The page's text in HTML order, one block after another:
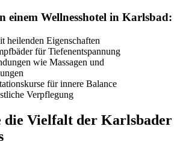
einem Wellnesshotel in Karlsbad:
heilenden Eigenschaften
für Tiefenentspannung
wie Massagen und
für innere Balance
Verpflegung
die Vielfalt der Karlsbader